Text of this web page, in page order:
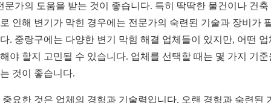
문가의 도움을 받는 것이 좋습니다. 특히 딱딱한 물건이나 건축
인해 변기가 막힌 경우에는 전문가의 숙련된 기술과 장비가
. 중랑구에는 다양한 변기 막힘 해결 업체들이 있지만, 어떤 업
야 할지 고민될 수 있습니다. 업체를 선택할 때는 몇 가지 기준
것이 좋습니다.
중요한 것은 업체의 경험과 기술력입니다. 오랜 경험과 숙련된